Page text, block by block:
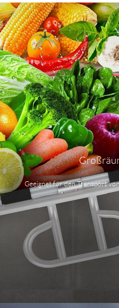
Geeignet für den Transport